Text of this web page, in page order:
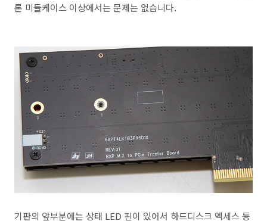
론 미들케이스 이상에서는 문제는 없습니다.
기판의 앞부분에는 상태 LED 핀이 있어서 하드디스크 엑세스 등